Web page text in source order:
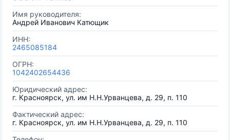
Имя руководителя:
Андрей Иванович Катющик
ИНН:
2465085184
ОГРН:
1042402654436
Юридический адрес:
г. Красноярск, ул. им Н.Н.Урванцева, д. 29, п. 110
Фактический адрес:
г. Красноярск, ул. им Н.Н.Урванцева, д. 29, п. 110